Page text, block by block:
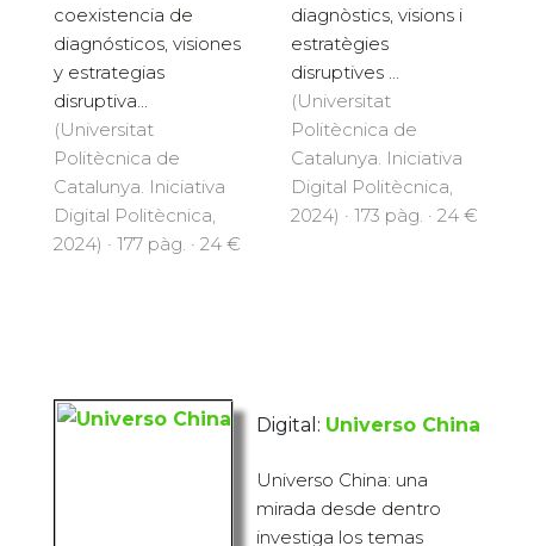
coexistencia de
diagnósticos, visiones
y estrategias
disruptiva...
(Universitat
Politècnica de
Catalunya. Iniciativa
Digital Politècnica,
2024) · 177 pàg. · 24 €
diagnòstics, visions i
estratègies
disruptives ...
(Universitat
Politècnica de
Catalunya. Iniciativa
Digital Politècnica,
2024) · 173 pàg. · 24 €
Digital: Universo China
Universo China: una
mirada desde dentro
investiga los temas